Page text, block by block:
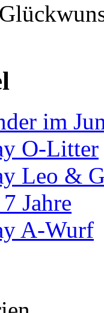
im
O-Litter
Leo &
Jahre
A-Wurf